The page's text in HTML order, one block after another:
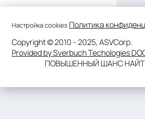
Настройка cookies Политика
Copyright © 2010 - 2025, ASVCorp.
Provided by Sverbuch Techologies
ПОВЫШЕННЫЙ ШАНС